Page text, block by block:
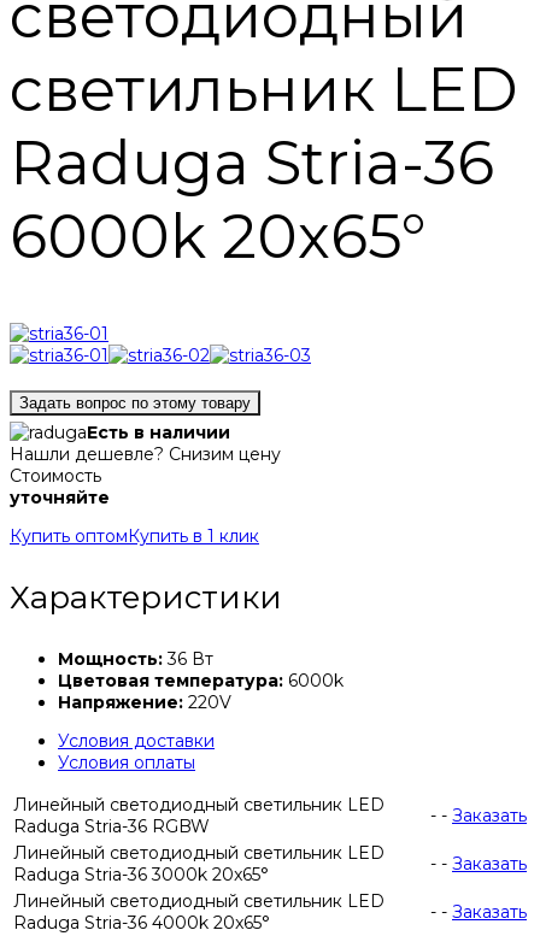
светодиодный
светильник LED
Raduga Stria-36
6000k 20x65°
Задать вопрос по этому товару
Есть в наличии
Нашли дешевле? Снизим цену
Стоимость
уточняйте
Купить оптом Купить в 1 клик
Характеристики
Мощность:36 Вт
Цветовая температура: 6000k
Напряжение: 220V
Условия доставки
Условия оплаты
Линейный светодиодный светильник LED
Raduga Stria-36 RGBW
- - Заказать
Линейный светодиодный светильник LED
Raduga Stria-36 3000k 20x65°
- - Заказать
Линейный светодиодный светильник LED
Raduga Stria-36 4000k 20x65°
- - Заказать